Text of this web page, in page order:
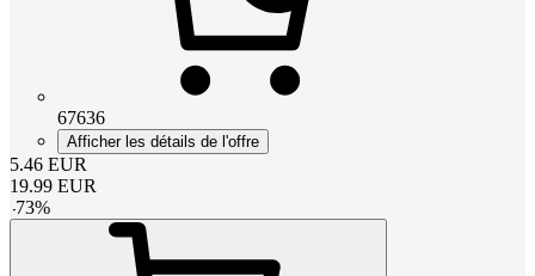
67636
Afficher les détails de l'offre
5.46 EUR
19.99 EUR
-73%